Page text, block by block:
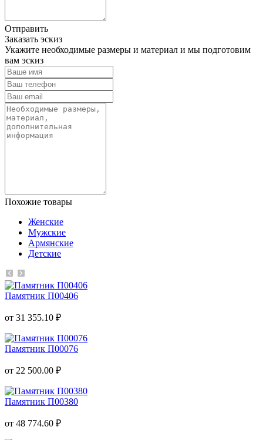
Отправить
Заказать эскиз
Укажите необходимые размеры и материал и мы подготовим
вам эскиз
Похожие товары
Женские
Мужские
Армянские
Детские
Памятник П00406
от 31 355.10 ₽
Памятник П00076
от 22 500.00 ₽
Памятник П00380
от 48 774.60 ₽